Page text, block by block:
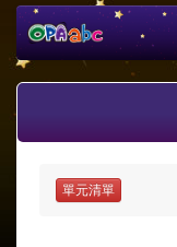
單元清單